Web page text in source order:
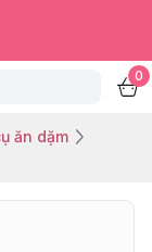
0
ăn dặm